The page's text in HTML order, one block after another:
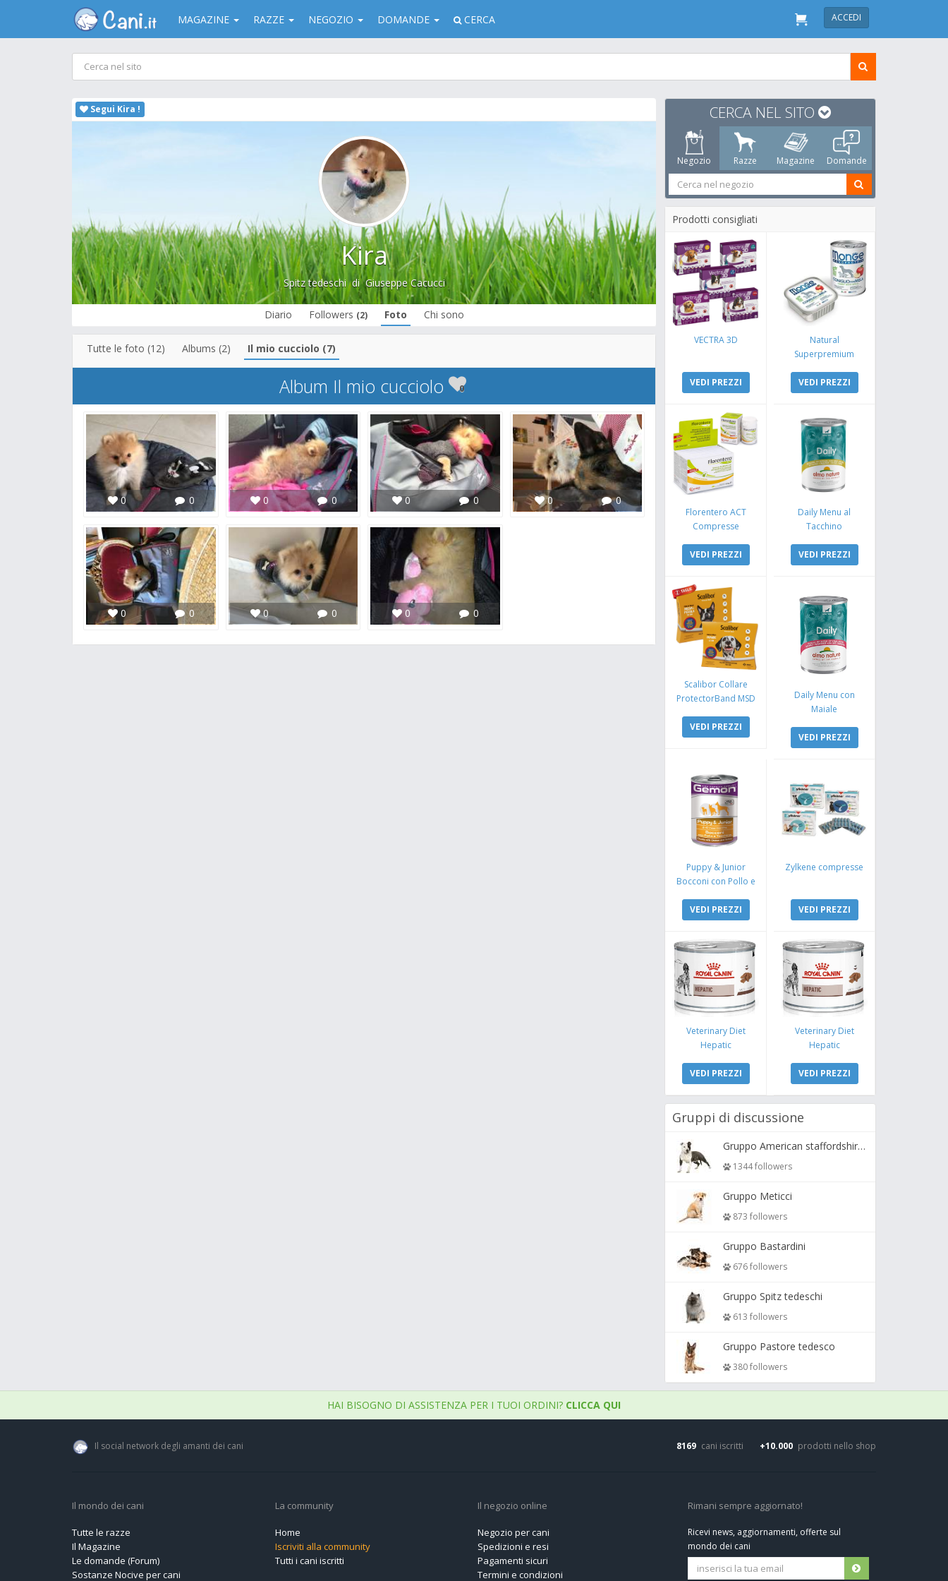
MAGAZINE RAZZE NEGOZIO DOMANDE CERCA ACCEDI
Segui Kira !
Kira
Spitz tedeschidiGiuseppe Cacucci
Diario Followers (2) Foto Chi sono
Tutte le foto (12) Albums (2) Il mio cucciolo (7)
Album Il mio cucciolo 0
0 0 0 0 0 0 0 0
0 0 0 0 0 0
CERCA NEL SITO
Negozio Razze Magazine Domande
Prodotti consigliati
VECTRA 3D
VEDI PREZZI
Natural
Superpremium
Coniglio e Mela
VEDI PREZZI
Florentero ACT
Compresse
VEDI PREZZI
Daily Menu al
Tacchino
VEDI PREZZI
Scalibor Collare
ProtectorBand MSD
VEDI PREZZI
Daily Menu con
Maiale
VEDI PREZZI
Puppy & Junior
Bocconi con Pollo e
VEDI PREZZI
Zylkene compresse
VEDI PREZZI
Veterinary Diet
Hepatic
VEDI PREZZI
Veterinary Diet
Hepatic
VEDI PREZZI
Gruppi di discussione
Gruppo American staffordshire terrier ( amstaff, amastaff )
1344 followers
Gruppo Meticci
873 followers
Gruppo Bastardini
676 followers
Gruppo Spitz tedeschi
613 followers
Gruppo Pastore tedesco
380 followers
HAI BISOGNO DI ASSISTENZA PER I TUOI ORDINI? CLICCA QUI
Il social network degli amanti dei cani 8169 cani iscritti +10.000 prodotti nello shop
Il mondo dei cani
Tutte le razze
Il Magazine
Le domande (Forum)
Sostanze Nocive per cani
La community
Home
Iscriviti alla community
Tutti i cani iscritti
Il negozio online
Negozio per cani
Spedizioni e resi
Pagamenti sicuri
Termini e condizioni
Rimani sempre aggiornato!
Ricevi news, aggiornamenti, offerte sul
mondo dei cani